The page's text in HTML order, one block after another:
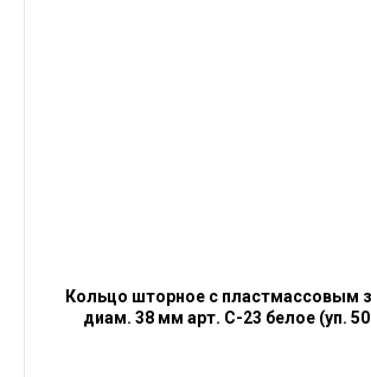
Кольцо шторное с пластмассовым
диам. 38 мм арт. С-23 белое (уп.